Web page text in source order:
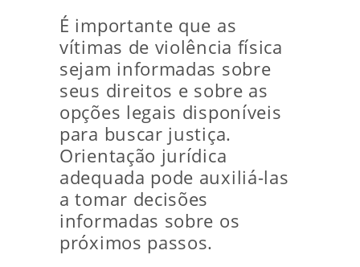
É importante que as
vítimas de violência física
sejam informadas sobre
seus direitos e sobre as
opções legais disponíveis
para buscar justiça.
Orientação jurídica
adequada pode auxiliá-las
a tomar decisões
informadas sobre os
próximos passos.